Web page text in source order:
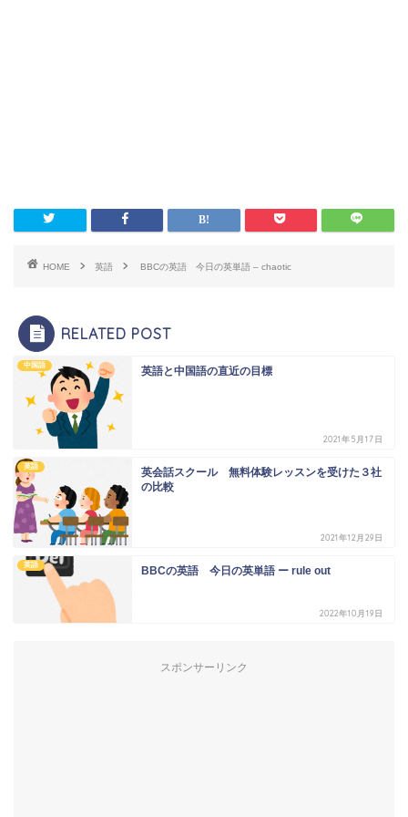
HOME 英語 BBCの英語 今日の英単語 – chaotic
RELATED POST
中国語 英語と中国語の直近の目標
2021年5月17日
英語
英会話スクール 無料体験レッスンを受けた３社
の比較
2021年12月29日
英語 BBCの英語 今日の英単語 ー rule out
2022年10月19日
スポンサーリンク